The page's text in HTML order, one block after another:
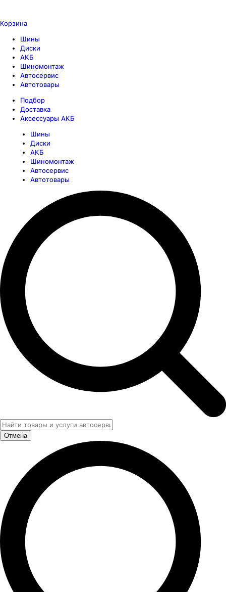
Корзина
Шины
Диски
АКБ
Шиномонтаж
Автосервис
Автотовары
Подбор
Доставка
Аксессуары АКБ
Шины
Диски
АКБ
Шиномонтаж
Автосервис
Автотовары
Отмена